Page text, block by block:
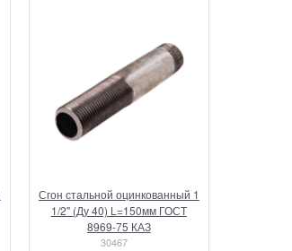
Сгон стальной оцинкованный 1
1/2" (Ду 40) L=150мм ГОСТ
8969-75 КАЗ
30467